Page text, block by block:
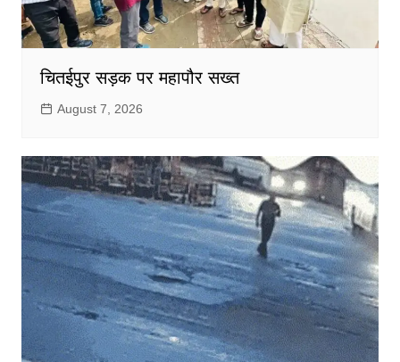
चितईपुर सड़क पर महापौर सख्त
August 7, 2026